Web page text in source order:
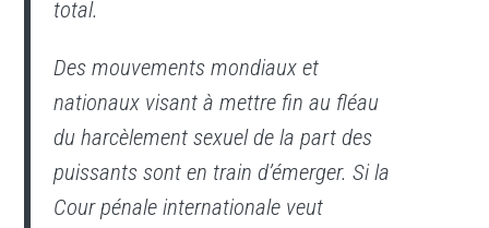
total.
Des mouvements mondiaux et
nationaux visant à mettre fin au fléau
du harcèlement sexuel de la part des
puissants sont en train d’émerger. Si la
Cour pénale internationale veut